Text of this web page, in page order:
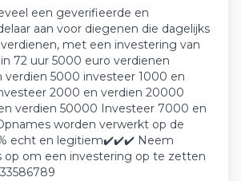
een geverifieerde en
aan voor diegenen die dagelijks
met een investering van
72 uur 5000 euro verdienen
verdien 5000 investeer 1000 en
2000 en verdien 20000
verdien 50000 Investeer 7000 en
worden verwerkt op de
echt en legitiem✔️✔️✔️ Neem
op om een investering op te zetten